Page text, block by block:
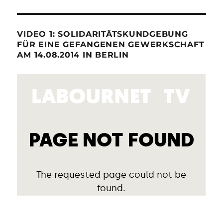
VIDEO 1: SOLIDARITÄTSKUNDGEBUNG
FÜR EINE GEFANGENEN GEWERKSCHAFT
AM 14.08.2014 IN BERLIN